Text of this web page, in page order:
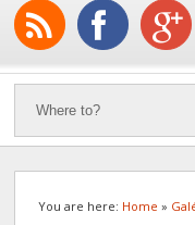
You are here: Home »